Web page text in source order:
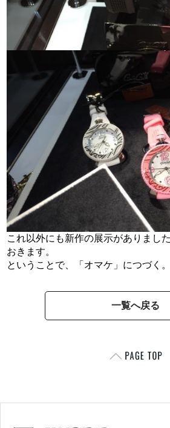
これ以外にも新作の展示がありまし
おきます。
ということで、「オマケ」につづく。
一覧へ戻る